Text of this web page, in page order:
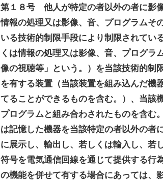
第１８号 他人が特定の者以外の者に影
情報の処理又は影像、音、プログラムそ
いる技術的制限手段により制限されてい
くは情報の処理又は影像、音、プログ
像の視聴等」という。）を当該技術的制
を有する装置（当該装置を組み込んだ機
てることができるものを含む。）、当該
プログラムと組み合わされたものを含む
は記憶した機器を当該特定の者以外の者
に展示し、輸出し、若しくは輸入し、若
符号を電気通信回線を通じて提供する行
の機能を併せて有する場合にあっては、